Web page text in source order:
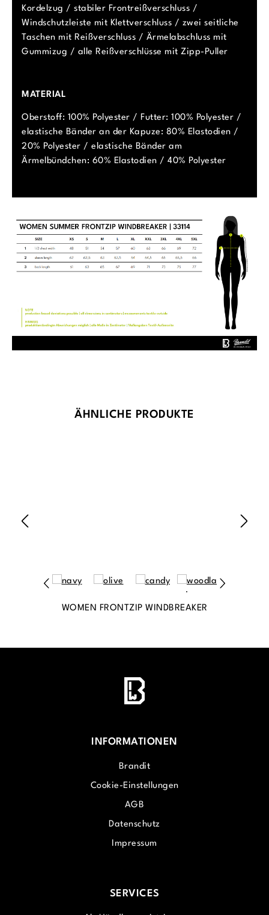
Kordelzug / stabiler Frontreißverschluss /
Windschutzleiste mit Klettverschluss / zwei seitliche
Taschen mit Reißverschluss / Ärmelabschluss mit
Gummizug / alle Reißverschlüsse mit Zipp-Puller
MATERIAL
Oberstoff: 100% Polyester / Futter: 100% Polyester /
elastische Bänder an der Kapuze: 80% Elastodien /
20% Polyester / elastische Bänder am
Ärmelbündchen: 60% Elastodien / 40% Polyester
Produktgalerie überspringen
ÄHNLICHE PRODUKTE
WOMEN FRONTZIP WINDBREAKER
INFORMATIONEN
Brandit
Cookie-Einstellungen
AGB
Datenschutz
Impressum
SERVICES